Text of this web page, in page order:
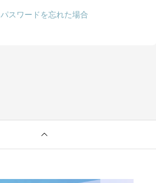
パスワードを忘れた場合